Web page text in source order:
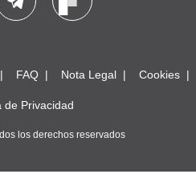
FAQ Nota Legal Cookies
de Privacidad
los derechos reservados